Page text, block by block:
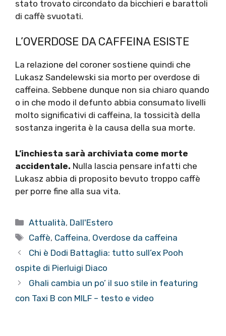
stato trovato circondato da bicchieri e barattoli
di caffè svuotati.
L’OVERDOSE DA CAFFEINA ESISTE
La relazione del coroner sostiene quindi che
Lukasz Sandelewski sia morto per overdose di
caffeina. Sebbene dunque non sia chiaro quando
o in che modo il defunto abbia consumato livelli
molto significativi di caffeina, la tossicità della
sostanza ingerita è la causa della sua morte.
L’inchiesta sarà archiviata come morte
accidentale. Nulla lascia pensare infatti che
Lukasz abbia di proposito bevuto troppo caffè
per porre fine alla sua vita.
Categorie
Attualità, Dall'Estero
Tag
Caffè, Caffeina, Overdose da caffeina
Chi è Dodi Battaglia: tutto sull’ex Pooh
ospite di Pierluigi Diaco
Ghali cambia un po’ il suo stile in featuring
con Taxi B con MILF – testo e video